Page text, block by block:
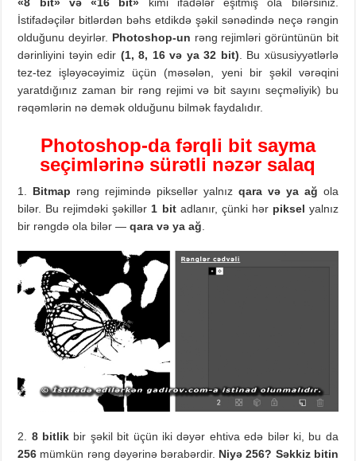
İstifadəçilər bitlərdən bəhs etdikdə şəkil sənədində neçə rəngin
olduğunu deyirlər. Photoshop-un rəng rejimləri görüntünün bit
dərinliyini təyin edir (1, 8, 16 və ya 32 bit) . Bu xüsusiyyətlərlə
tez-tez işləyəcəyimiz üçün (məsələn, yeni bir şəkil vərəqini
yaratdığınız zaman bir rəng rejimi və bit sayını seçməliyik) bu
rəqəmlərin nə demək olduğunu bilmək faydalıdır.
Photoshop-da fərqli bit sayma
seçimlərinə sürətli nəzər salaq
1. Bitmap rəng rejimində piksellər yalnız qara və ya ağ ola
bilər. Bu rejimdəki şəkillər 1 bit adlanır, çünki hər piksel yalnız
bir rəngdə ola bilər —qara və yaağ
2. 8 bitlik bir şəkil bit üçün iki dəyər ehtiva edə bilər ki, bu da
256 mümkün rəng dəyərinə bərabərdir. Niyə 256? Səkkiz bitin